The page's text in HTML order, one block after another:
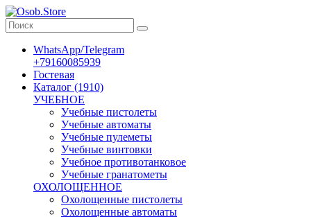
WhatsApp/Telegram
+79160085939
Гостевая
Каталог (1910)
УЧЕБНОЕ
Учебные пистолеты
Учебные автоматы
Учебные пулеметы
Учебные винтовки
Учебное противотанковое
Учебные гранатометы
ОХОЛОЩЕННОЕ
Охолощенные пистолеты
Охолощенные автоматы